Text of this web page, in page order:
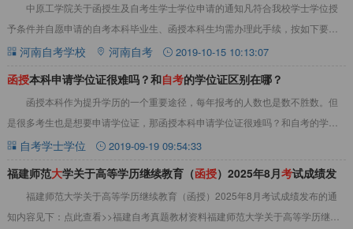
中原工学院关于函授生及自考生学士学位申请的通知凡符合我校学士学位授
予条件并自愿申请的自考本科毕业生、函授本科生均需办理此手续，按如下要求
申请学士学位：一、申请条件：1、2019年1
河南自考学校 河南自考 2019-10-15 10:13:07
函授本科申请学位证很难吗？和自考的学位证区别在哪？
函授本科作为提升学历的一个重要途径，每年报考的人数也是数不胜数。但
是很多考生也是想要申请学位证，那函授本科申请学位证很难吗？和自考的学位
证区别在哪？下面我们就来了解一下。&nbsp
自考学士学位 2019-09-19 09:54:33
福建师范大学关于高等学历继续教育（函授）2025年8月考试成绩发
布的通知
福建师范大学关于高等学历继续教育（函授）2025年8月考试成绩发布的通
知内容见下：点此查看>>福建自考真题教材资料福建师范大学关于高等学历继续